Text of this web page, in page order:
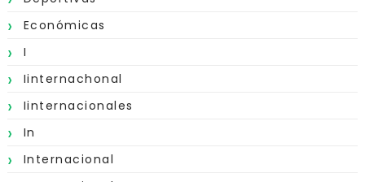
Económicas
I
Iinternachonal
Iinternacionales
In
Internacional